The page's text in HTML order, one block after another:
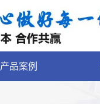
产品案例